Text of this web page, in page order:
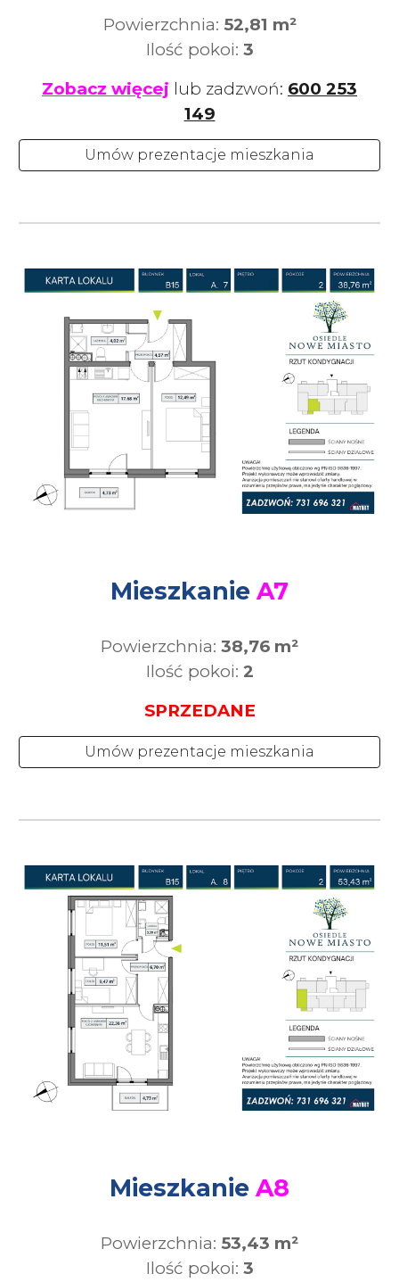
Powierzchnia: 52,81 m²
Ilość pokoi: 3
Zobacz więcej lub zadzwoń: 600 253
149
Umów prezentacje mieszkania
Mieszkanie A7
Powierzchnia: 38,76 m²
Ilość pokoi: 2
SPRZEDANE
Umów prezentacje mieszkania
Mieszkanie A8
Powierzchnia: 53,43 m²
Ilość pokoi: 3